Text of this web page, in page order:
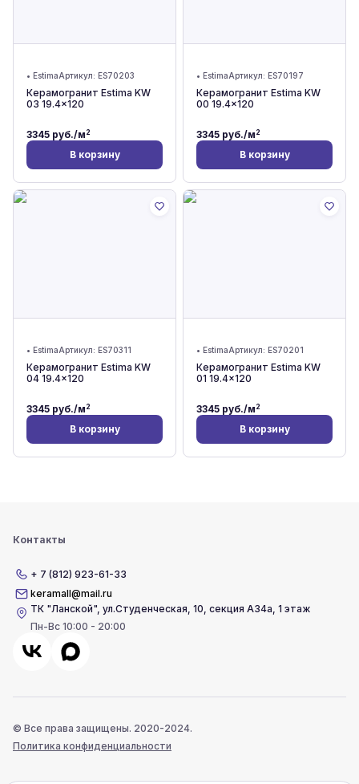
• EstimaАртикул: ES70203
Керамогранит Estima KW
03 19.4x120
3345 руб./м2
В корзину
• EstimaАртикул: ES70197
Керамогранит Estima KW
00 19.4x120
3345 руб./м2
В корзину
• EstimaАртикул: ES70311
Керамогранит Estima KW
04 19.4x120
3345 руб./м2
В корзину
• EstimaАртикул: ES70201
Керамогранит Estima KW
01 19.4x120
3345 руб./м2
В корзину
Контакты
+ 7 (812) 923-61-33
keramall@mail.ru
ТК "Ланской",ул.Студенческая, 10, секция А34а, 1 этаж
Пн-Вс 10:00 - 20:00
© Все права защищены. 2020-2024.
Политика конфиденциальности